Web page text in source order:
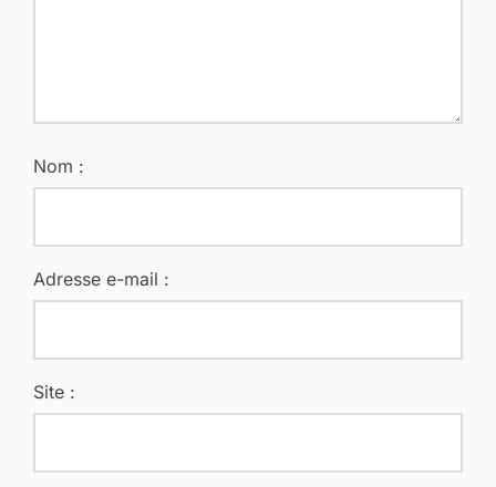
Nom :
Adresse e-mail :
Site :